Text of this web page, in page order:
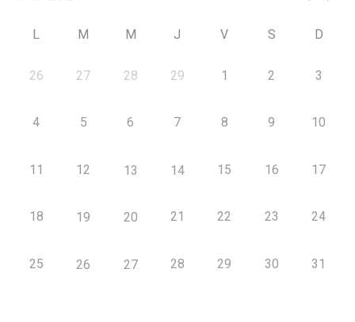
L M M J V S D
26 27 28 29 1 2 3
4 5 6 7 8 9 10
11 12 13 14 15 16 17
18 19 20 21 22 23 24
25 26 27 28 29 30 31